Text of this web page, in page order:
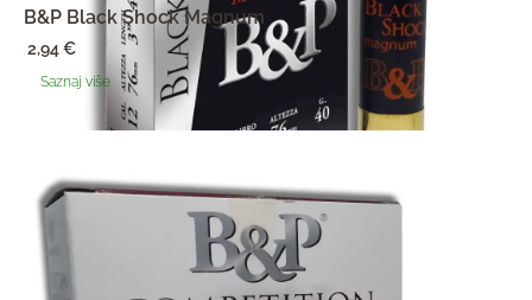
B&P Black Shock Magnum
2,94€
Saznaj više